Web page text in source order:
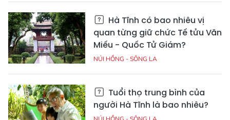
Hà Tĩnh có bao nhiêu vị
quan từng giữ chức Tế tửu Văn
Miếu - Quốc Tử Giám?
NÚI HỒNG - SÔNG LA
Tuổi thọ trung bình của
người Hà Tĩnh là bao nhiêu?